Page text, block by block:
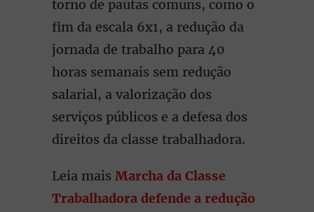
torno de pautas comuns, como o
fim da escala 6x1, a redução da
jornada de trabalho para 40
horas semanais sem redução
salarial, a valorização dos
serviços públicos e a defesa dos
direitos da classe trabalhadora.
Leia mais Marcha da Classe
Trabalhadora defende a redução